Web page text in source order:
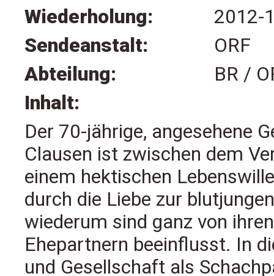
Wiederholung:
2012-
Sendeanstalt:
ORF
Abteilung:
BR /
Inhalt:
Der 70-jährige, angesehene
Clausen ist zwischen dem
einem hektischen
durch die Liebe zur
wiederum sind ganz von
Ehepartnern beeinflusst. In
und Gesellschaft als